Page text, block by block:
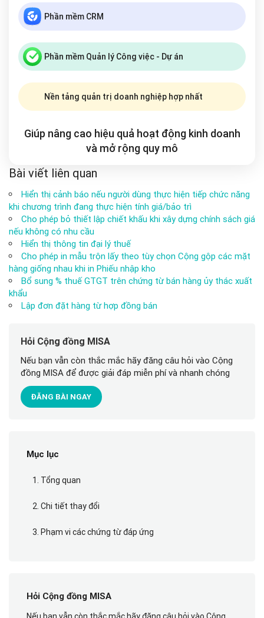
Phần mềm CRM
Phần mềm Quản lý Công việc - Dự án
Nền tảng quản trị doanh nghiệp hợp nhất
Giúp nâng cao hiệu quả hoạt động kinh doanh
và mở rộng quy mô
Bài viết liên quan
Hiển thị cảnh báo nếu người dùng thực hiện tiếp chức năng
khi chương trình đang thực hiện tính giá/bảo trì
Cho phép bỏ thiết lập chiết khấu khi xây dựng chính sách giá
nếu không có nhu cầu
Hiển thị thông tin đại lý thuế
Cho phép in mẫu trộn lấy theo tùy chọn Cộng gộp các mặt
hàng giống nhau khi in Phiếu nhập kho
Bổ sung % thuế GTGT trên chứng từ bán hàng ủy thác xuất
khẩu
Lập đơn đặt hàng từ hợp đồng bán
Hỏi Cộng đồng MISA
Nếu bạn vẫn còn thắc mắc hãy đăng câu hỏi vào Cộng
đồng MISA để được giải đáp miễn phí và nhanh chóng
ĐĂNG BÀI NGAY
Mục lục
1. Tổng quan
2. Chi tiết thay đổi
3. Phạm vi các chứng từ đáp ứng
Hỏi Cộng đồng MISA